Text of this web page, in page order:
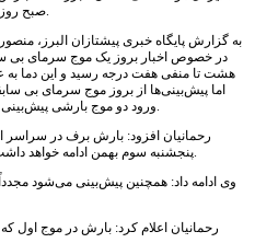
صبح روز پنجشنبه سوم بهمن ماه ادامه خواهد داشت.
به گزارش پایگاه خبری پیشتازان البرز،
در خصوص اخبار بروز یک موج سرمای بی
اما پیش‌بینی‌ها از بروز موج سرمای بی
ورود دو موج بارشی پیش‌بینی می‌شود دما در همین حد کاهش داشته باشد.
رحمانیان افزود: بارش برف در سراسر
پنجشنبه سوم بهمن ادامه خواهد داشت، این بارش در ارتفاعات شدیدتر خواهد بود.
وی ادامه داد: همچنین پیش‌بینی می‌شود
رحمانیان اعلام کرد: بارش در موج